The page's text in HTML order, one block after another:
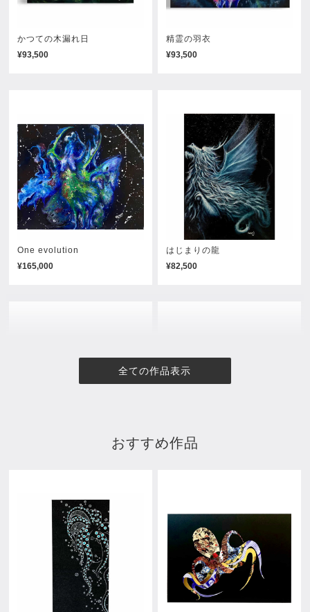
全ての作品表示
かつての木漏れ日
¥93,500
精霊の羽衣
¥93,500
One evolution
¥165,000
はじまりの龍
¥82,500
おすすめ作品